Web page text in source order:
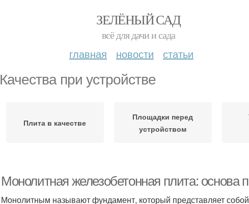
ЗЕЛЁНЫЙ САД
всё для дачи и сада
главная новости статьи
Качества при устройстве
Плита в качестве
Площадки перед
устройством
Монолитная железобетонная плита: основа
Монолитным называют фундамент, который представляет